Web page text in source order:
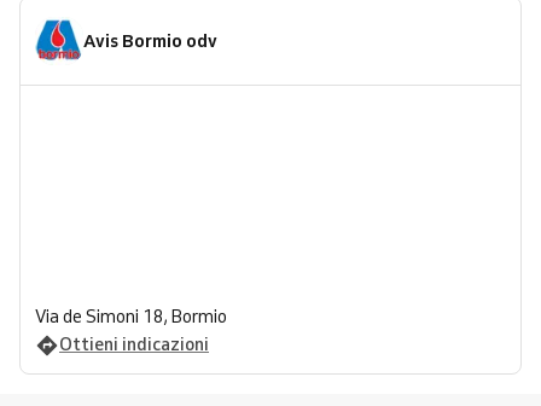
Avis Bormio odv
Via de Simoni 18, Bormio
Ottieni indicazioni